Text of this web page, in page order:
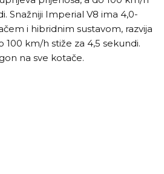
Snažniji Imperial V8 ima 4,0-
i hibridnim sustavom, razvija
100 km/h stiže za 4,5 sekundi.
na sve kotače.